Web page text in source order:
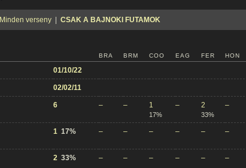
Minden verseny CSAK A BAJNOKI FUTAMOK
BRA BRM COO EAG FER HON
01/10/22
02/02/11
6 – – 1
17%
– 2
33%
–
1 17% – – – – – –
2 33% – – – – – –